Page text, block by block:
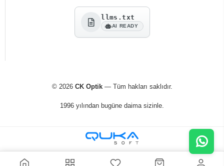
llms.txt
AI READY
© 2026 CK Optik— Tüm hakları saklıdır.
1996 yılından bugüne daima sizinle.